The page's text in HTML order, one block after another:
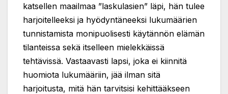
katsellen maailmaa ”laskulasien” läpi, hän tulee
harjoitelleeksi ja hyödyntäneeksi lukumäärien
tunnistamista monipuolisesti käytännön elämän
tilanteissa sekä itselleen mielekkäissä
tehtävissä. Vastaavasti lapsi, joka ei kiinnitä
huomiota lukumääriin, jää ilman sitä
harjoitusta, mitä hän tarvitsisi kehittääkseen